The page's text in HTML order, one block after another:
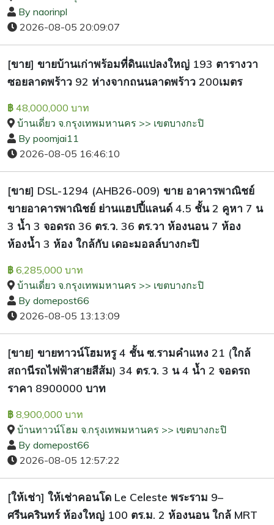
By naorinpl
2026-08-05 20:09:07
[ขาย] ขายบ้านเก่าพร้อมที่ดินแปลงใหญ่ 193 ตารางวา
ซอยลาดพร้าว 92 ห่างจากถนนลาดพร้าว 200เมตร
฿ 48,000,000 บาท
บ้านเดี่ยว จ.กรุงเทพมหานคร >> เขตบางกะปิ
By poomjai11
2026-08-05 16:46:10
[ขาย] DSL-1294 (AHB26-009) ขาย อาคารพาณิชย์
ขายอาคารพาณิชย์ ย่านแฮปปี้แลนด์ 4.5 ชั้น 2 คูหา 7 น
3 น้ำ 3 จอดรถ 36 ตร.ว. 36 ตร.วา ห้องนอน 7 ห้อง
ห้องน้ำ 3 ห้อง ใกล้กับ เดอะมอลล์บางกะปิ
฿ 6,285,000 บาท
บ้านเดี่ยว จ.กรุงเทพมหานคร >> เขตบางกะปิ
By domepost66
2026-08-05 13:13:09
[ขาย] ขายทาวน์โฮมหรู 4 ชั้น ซ.รามคำแหง 21 (ใกล้
สถานีรถไฟฟ้าสายสีส้ม) 34 ตร.ว. 3 น 4 น้ำ 2 จอดรถ
ราคา 8900000 บาท
฿ 8,900,000 บาท
บ้านทาวน์โฮม จ.กรุงเทพมหานคร >> เขตบางกะปิ
By domepost66
2026-08-05 12:57:22
[ให้เช่า] ให้เช่าคอนโด Le Celeste พระราม 9–
ศรีนครินทร์ ห้องใหญ่ 100 ตร.ม. 2 ห้องนอน ใกล้ MRT